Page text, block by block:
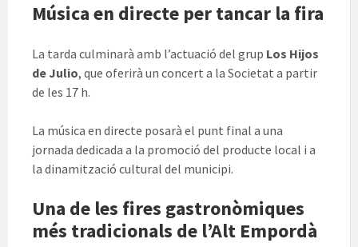
Música en directe per tancar la fira
La tarda culminarà amb l’actuació del grup Los Hijos
de Julio, que oferirà un concert a la Societat a partir
de les 17 h.
La música en directe posarà el punt final a una
jornada dedicada a la promoció del producte local i a
la dinamització cultural del municipi.
Una de les fires gastronòmiques
més tradicionals de l’Alt Empordà